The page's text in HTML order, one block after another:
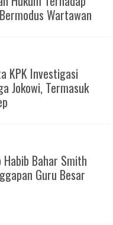
Wartawan
KPK Investigasi
Jokowi, Termasuk
Habib Bahar Smith
Guru Besar